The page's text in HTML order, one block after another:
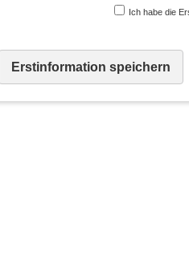
Ich habe die
Erstinformation speichern